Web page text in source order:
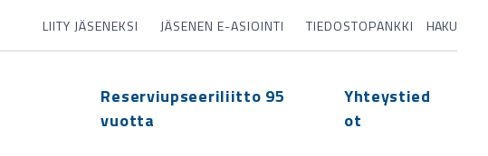
LIITY JÄSENEKSI JÄSENEN E-ASIOINTI TIEDOSTOPANKKI HAKU
Reserviupseeriliitto 95
vuotta
Yhteystied
ot